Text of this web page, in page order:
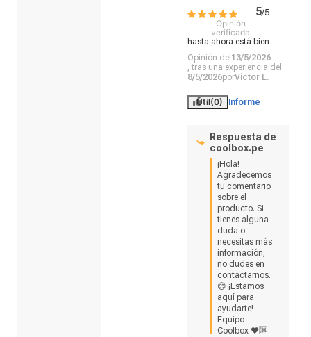
5/5
Opinión
verificada
hasta ahora está bien
Opinión del 13/5/2026
, tras una experiencia del
8/5/2026porVictor L.
Útil(0) Informe
Respuesta de
coolbox.pe
¡Hola!
Agradecemos
tu comentario
sobre el
producto. Si
tienes alguna
duda o
necesitas más
información,
no dudes en
contactarnos.
😊 ¡Estamos
aquí para
ayudarte!
Equipo
Coolbox ❤🆒